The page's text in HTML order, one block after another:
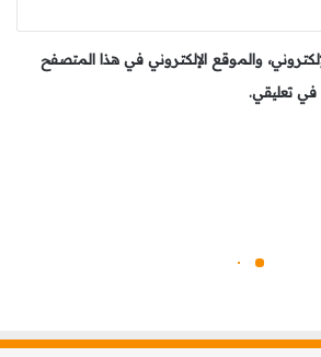
والموقع الإلكتروني في هذا المتصفح
في تعليقي.